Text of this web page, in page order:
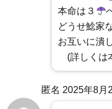
本命は３
どうせ鯰家
お互いに潰
(詳しくは
匿名 2025年8月